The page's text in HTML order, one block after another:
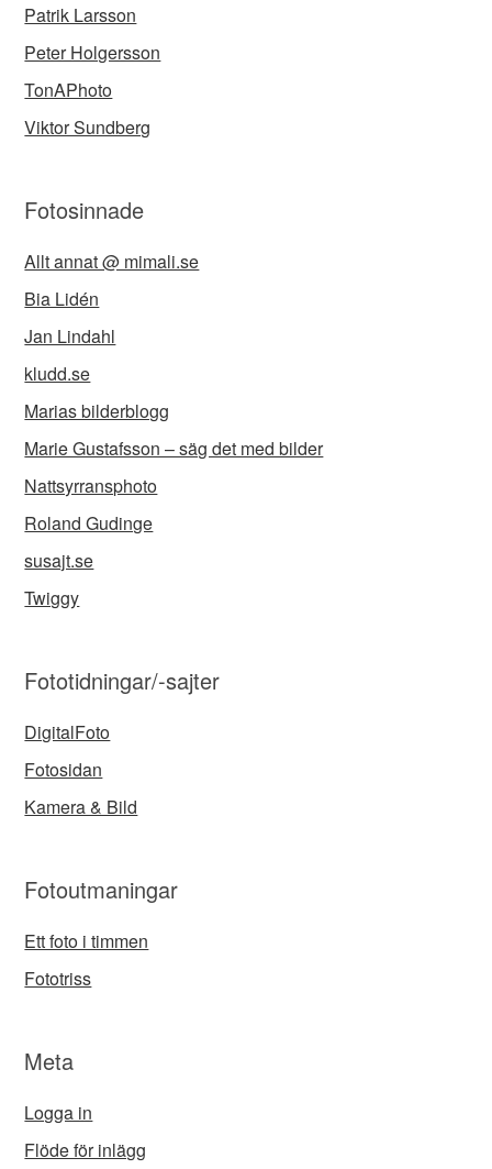
Patrik Larsson
Peter Holgersson
TonAPhoto
Viktor Sundberg
Fotosinnade
Allt annat @ mimali.se
Bia Lidén
Jan Lindahl
kludd.se
Marias bilderblogg
Marie Gustafsson – säg det med bilder
Nattsyrransphoto
Roland Gudinge
susajt.se
Twiggy
Fototidningar/-sajter
DigitalFoto
Fotosidan
Kamera & Bild
Fotoutmaningar
Ett foto i timmen
Fototriss
Meta
Logga in
Flöde för inlägg